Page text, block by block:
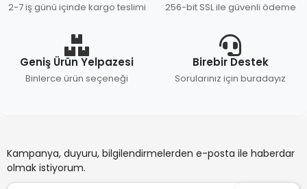
2-7 iş günü içinde kargo teslimi 256-bit SSL ile güvenli ödeme
Geniş Ürün Yelpazesi
Binlerce ürün seçeneği
Birebir Destek
Sorularınız için buradayız
Kampanya, duyuru, bilgilendirmelerden e-posta ile haberdar
olmak istiyorum.